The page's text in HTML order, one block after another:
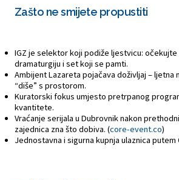
Zašto ne smijete propustiti
IGZ je selektor koji podiže ljestvicu: očekujte
dramaturgiju i set koji se pamti.
Ambijent Lazareta pojačava doživljaj – ljetna
“diše” s prostorom.
Kuratorski fokus umjesto pretrpanog
kvantitete.
Vraćanje serijala u Dubrovnik nakon
zajednica zna što dobiva. (core-event.co)
Jednostavna i sigurna kupnja ulaznica putem